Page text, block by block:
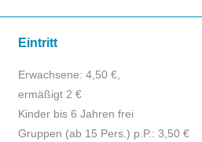
Eintritt
Erwachsene: 4,50 €,
ermäßigt 2 €
Kinder bis 6 Jahren frei
Gruppen (ab 15 Pers.) p.P.: 3,50 €